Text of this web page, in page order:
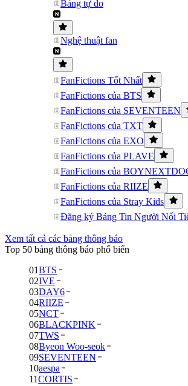
Bảng tự do
Nghệ thuật fan
FanFictions Tốt Nhất
FanFictions của BTS
FanFictions của SEVENTEEN
FanFictions của TXT
FanFictions của EXO
FanFictions của PLAVE
FanFictions của
FanFictions của RIIZE
FanFictions của Stray Kids
Đăng ký Bảng Tin Người Nổi
Xem tất cả các bảng thông báo
Top 50 bảng thông báo phổ biến
01BTS
02IVE
03DAY6
04RIIZE
05NCT
06BLACKPINK
07TWS
08Byeon Woo-seok
09SEVENTEEN
10aespa
11CORTIS